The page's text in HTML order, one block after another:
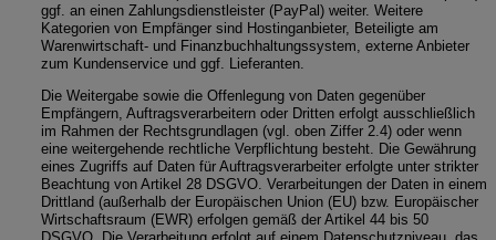
ggf. an einen Zahlungsdienstleister (PayPal) weiter. Weitere
Kategorien von Empfänger sind Hostinganbieter, Beteiligte am
Warenwirtschaft- und Finanzbuchhaltungssystem, externe Anbieter
zum Kundenservice und ggf. Lieferanten.
Die Weitergabe sowie die Offenlegung von Daten gegenüber
Empfängern, Auftragsverarbeitern oder Dritten erfolgt ausschließlich
im Rahmen der Rechtsgrundlagen (vgl. oben Ziffer 2.4) oder wenn
eine weitergehende rechtliche Verpflichtung besteht. Die Gewährung
eines Zugriffs auf Daten für Auftragsverarbeiter erfolgte unter strikter
Beachtung von Artikel 28 DSGVO. Verarbeitungen der Daten in einem
Drittland (außerhalb der Europäischen Union (EU) bzw. Europäischer
Wirtschaftsraum (EWR) erfolgen gemäß der Artikel 44 bis 50